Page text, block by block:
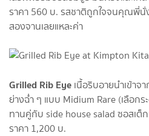
ราคา 560 บ. รสชาติถูกใจจนคุณพี่นั่
สองจานเลยแหละค่า
Grilled Rib Eye เนื้อริบอายนำเข้าจ
ย่างฉ่ำ ๆ แบบ Midium Rare (เลือกร
ทานคู่กับ side house salad ซอสเต็
ราคา 1,200 บ.